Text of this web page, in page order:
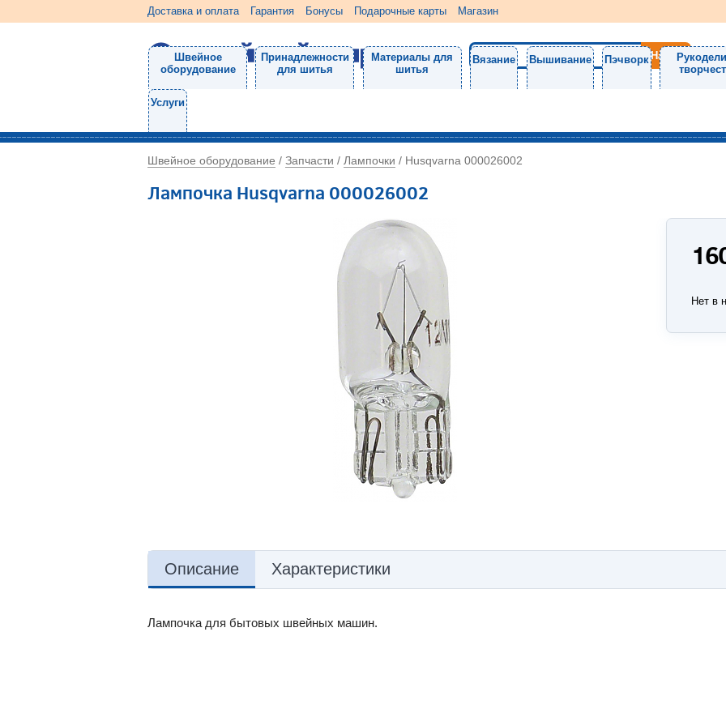
Доставка и оплата Гарантия Бонусы Подарочные карты Магазин
Швейное
оборудование
Принадлежности
для шитья
Материалы для
шитья
Вязание Вышивание Пэчворк
Услуги
Швейное оборудование / Запчасти / Лампочки / Husqvarna 000026002
Лампочка Husqvarna 000026002
Нет в
Описание Характеристики
Лампочка для бытовых швейных машин.